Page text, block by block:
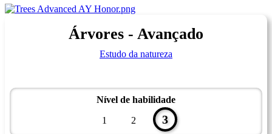
Árvores - Avançado
Estudo da natureza
Nível de habilidade
1
2 3